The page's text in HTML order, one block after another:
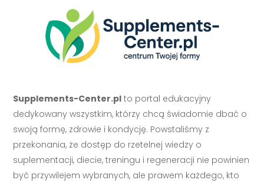
Supplements-Center.pl to portal edukacyjny
dedykowany wszystkim, którzy chcą świadomie dbać o
swoją formę, zdrowie i kondycję. Powstaliśmy z
przekonania, że dostęp do rzetelnej wiedzy o
suplementacji, diecie, treningu i regeneracji nie powinien
być przywilejem wybranych, ale prawem każdego, kto